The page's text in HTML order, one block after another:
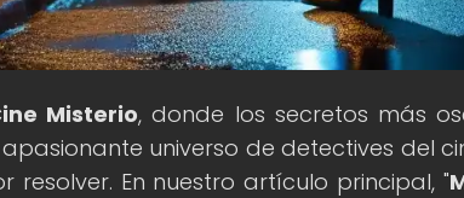
Misterio, donde los secretos más
universo de detectives del
resolver. En nuestro artículo principal, "